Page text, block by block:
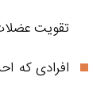
تقویت
افرادی که